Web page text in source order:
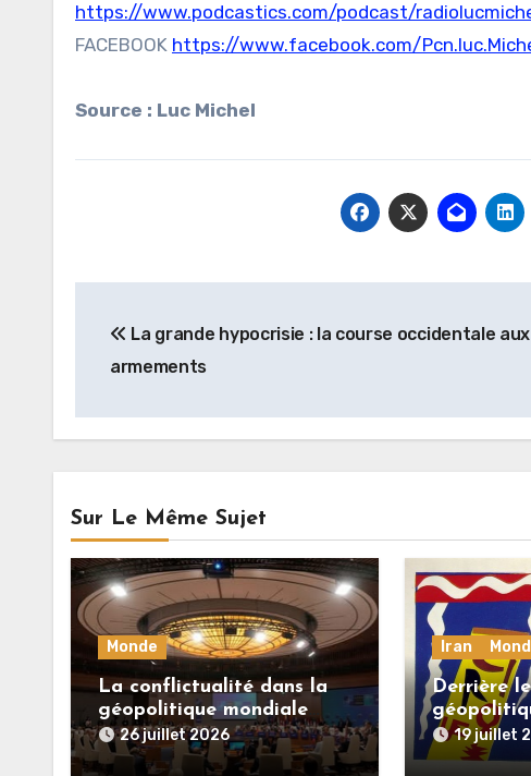
https://www.podcastics.com/podcast/
FACEBOOK https://www.facebook.com/
Source : Luc Michel
de
La grande hypocrisie : la course occidentale aux
armements
Sur Le Même Sujet
Monde
La conflictualité dans la
géopolitique mondiale
contemporaine
26 juillet 2026
Iran
Derrière
dictature
l’Iran
19 juillet